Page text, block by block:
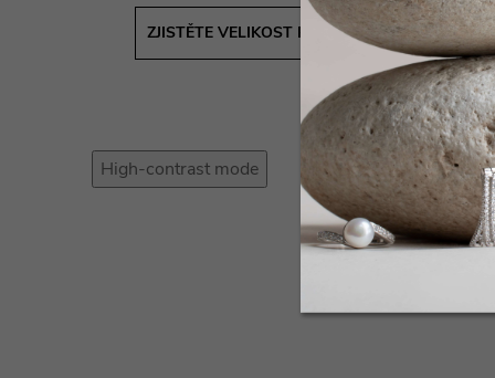
ZJISTĚTE VELIKOST PRSTENU SNADNO A
High-contrast mode